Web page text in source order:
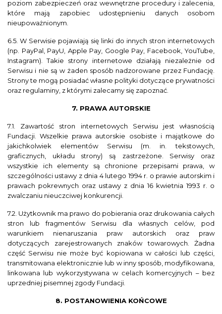
poziom zabezpieczeń oraz wewnętrzne procedury i zalecenia,
które mają zapobiec udostępnieniu danych osobom
nieupoważnionym.
6.5. W Serwisie pojawiają się linki do innych stron internetowych
(np. PayPal, PayU, Apple Pay, Google Pay, Facebook, YouTube,
Instagram). Takie strony internetowe działają niezależnie od
Serwisu i nie są w żaden sposób nadzorowane przez Fundację.
Strony te mogą posiadać własne polityki dotyczące prywatności
oraz regulaminy, z którymi zalecamy się zapoznać.
7. PRAWA AUTORSKIE
7.1. Zawartość stron internetowych Serwisu jest własnością
Fundacji. Wszelkie prawa autorskie osobiste i majątkowe do
jakichkolwiek elementów Serwisu (m. in. tekstowych,
graficznych, układu strony) są zastrzeżone. Serwisy oraz
wszystkie ich elementy są chronione przepisami prawa, w
szczególności ustawy z dnia 4 lutego 1994 r. o prawie autorskim i
prawach pokrewnych oraz ustawy z dnia 16 kwietnia 1993 r. o
zwalczaniu nieuczciwej konkurencji.
7.2. Użytkownik ma prawo do pobierania oraz drukowania całych
stron lub fragmentów Serwisu dla własnych celów, pod
warunkiem nienaruszania praw autorskich oraz praw
dotyczących zarejestrowanych znaków towarowych. Żadna
część Serwisu nie może być kopiowana w całości lub części,
transmitowana elektronicznie lub w inny sposób, modyfikowana,
linkowana lub wykorzystywana w celach komercyjnych – bez
uprzedniej pisemnej zgody Fundacji.
8. POSTANOWIENIA KOŃCOWE